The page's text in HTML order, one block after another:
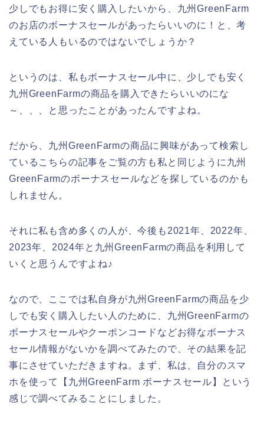
少しでもお得に安く購入したいから、九州GreenFarm
のお店のボーナスセールがあったらいいのに！と、考
えている人もいるのではないでしょうか？
というのは、私もボーナスセール中に、少しでも安く
九州GreenFarmの商品を購入できたらいいのにな
～、、、と思ったことがあったんですよね。
だから、九州GreenFarmの商品に興味があって検索し
ているこちらの記事をご覧の方も私と同じように九州
GreenFarmのボーナスセールなどを探しているのかも
しれません。
それに私も含め多くの人が、今後も2021年、2022年、
2023年、2024年と九州GreenFarmの商品を利用して
いくと思うんですよね♪
なので、ここでは私自身が九州GreenFarmの商品を少
しでも安く購入したい人のために、九州GreenFarmの
ボーナスセールやクーポンコードなどお得なボーナス
セール情報がないかを調べてみたので、その結果を記
事にさせていただきますね。まず、私は、自分のスマ
ホを使って【九州GreenFarm ボーナスセール】という
感じで調べてみることにしました。